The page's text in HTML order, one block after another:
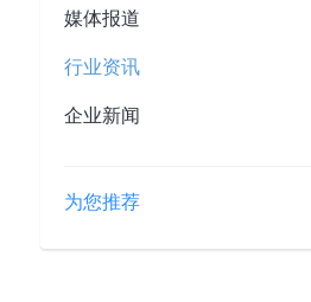
媒体报道
行业资讯
企业新闻
为您推荐